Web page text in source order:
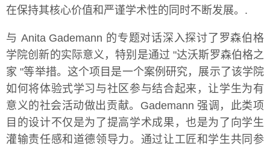
在保持其核心价值和严谨学术性的同时不断发展。.
与 Anita Gademann 的专题对话深入探讨了罗森伯格
学院创新的实际意义，特别是通过 "达沃斯罗森伯格之
家 "等举措。这个项目是一个案例研究，展示了该学院
如何将体验式学习与社区参与结合起来，让学生为有
意义的社会活动做出贡献。Gademann 强调，此类项
目的设计不仅是为了提高学术成果，也是为了向学生
灌输责任感和道德领导力。通过让工匠和学生共同参